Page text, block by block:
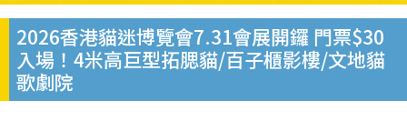
2026香港貓迷博覽會7.31會展開鑼 門票$30
入場！4米高巨型拓腮貓/百子櫃影樓/文地貓
歌劇院